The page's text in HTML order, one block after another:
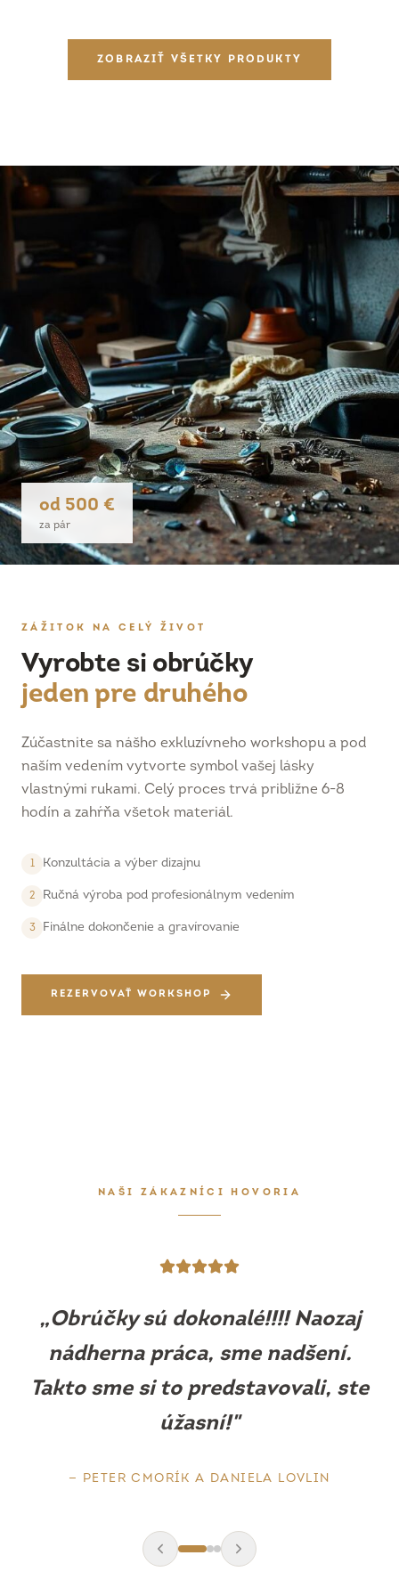
ZOBRAZIŤ VŠETKY PRODUKTY
od 500 €
za pár
ZÁŽITOK NA CELÝ ŽIVOT
Vyrobte si obrúčky
jeden pre druhého
Zúčastnite sa nášho exkluzívneho workshopu a pod
naším vedením vytvorte symbol vašej lásky
vlastnými rukami. Celý proces trvá približne 6-8
hodín a zahŕňa všetok materiál.
1 Konzultácia a výber dizajnu
2 Ručná výroba pod profesionálnym vedením
3 Finálne dokončenie a gravírovanie
REZERVOVAŤ WORKSHOP
NAŠI ZÁKAZNÍCI HOVORIA
Obrúčky sú prekrásne, sedia ako
uliate. Máme z nich obrovskú
radosť.
—BARBORA MLEJOVÁ